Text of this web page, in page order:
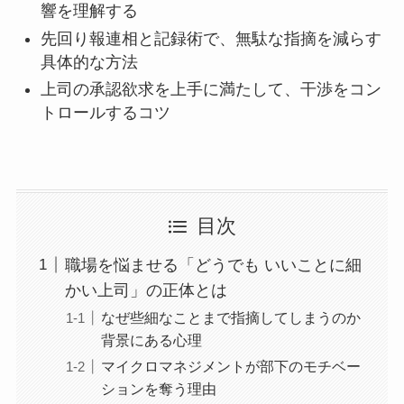
響を理解する
先回り報連相と記録術で、無駄な指摘を減らす
具体的な方法
上司の承認欲求を上手に満たして、干渉をコン
トロールするコツ
目次
職場を悩ませる「どうでも いいことに細
かい上司」の正体とは
なぜ些細なことまで指摘してしまうのか
背景にある心理
マイクロマネジメントが部下のモチベー
ションを奪う理由